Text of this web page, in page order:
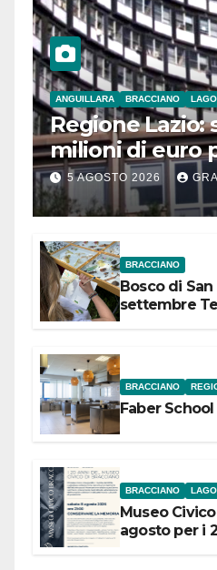
ANGUILLARA BRACCIANO LAGO
Regione Lazio:
milioni di euro
Comuni
Meridionale
5 AGOSTO 2026
BRACCIANO
Bosco di
settembre
BRACCIANO
Faber
BRACCIANO LAGO
Museo
agosto per i